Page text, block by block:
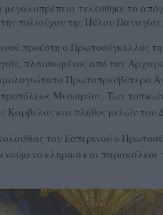
τελέσθηκε το
πολιούχου της Πύλου
προέστη ο Πρωτοσύγκελλος
πλαισιωμένος από τον
Πρωτοπρεσβύτερο
Μεσσηνίας. Των
Καρβέλας και πλήθος μελών του
του Εσπερινού ο
κληρικό και